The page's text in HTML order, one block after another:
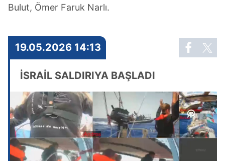
Bulut, Ömer Faruk Narlı.
19.05.2026 14:13
İSRAİL SALDIRIYA BAŞLADI